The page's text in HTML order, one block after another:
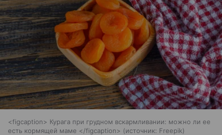
<figcaption> Курага при грудном вскармливании: можно ли ее
есть кормящей маме </figcaption>
источник: Freepik